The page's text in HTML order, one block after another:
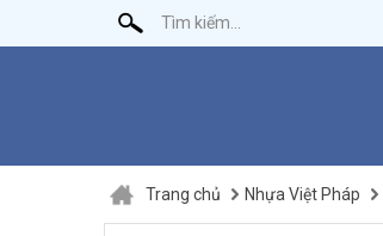
Trang chủ Nhựa Việt Pháp